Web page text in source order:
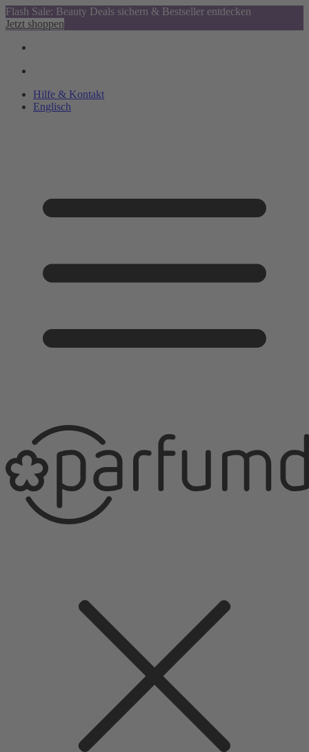
Flash Sale: Beauty Deals sichern & Bestseller entdecken
Jetzt shoppen
Hilfe & Kontakt
Englisch